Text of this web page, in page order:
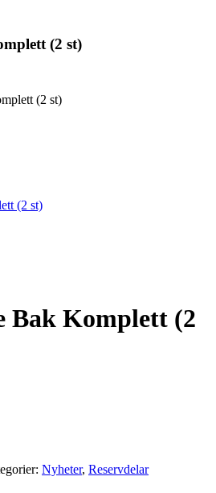
(2 st)
(2 st)
Bak Komplett (2
Nyheter, Reservdelar